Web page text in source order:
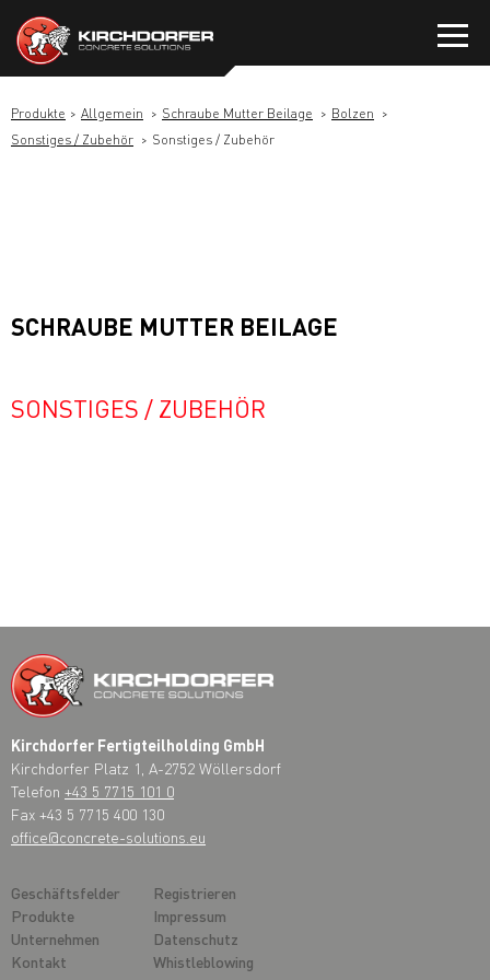
Inhalt
springen
Produkte Allgemein Schraube Mutter Beilage
Bolzen
Sonstiges / Zubehör
Sonstiges / Zubehör
SCHRAUBE MUTTER BEILAGE
SONSTIGES / ZUBEHÖR
Kirchdorfer Fertigteilholding GmbH
Kirchdorfer Platz 1, A-2752 Wöllersdorf
Telefon +43 5 7715 101 0
Fax +43 5 7715 400 130
office@concrete-solutions.eu
Geschäftsfelder
Produkte
Unternehmen
Kontakt
Registrieren
Impressum
Datenschutz
Whistleblowing